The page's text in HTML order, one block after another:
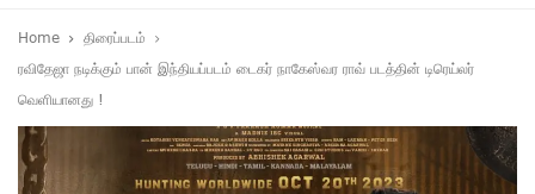
Home
திரைப்படம்
ரவிதேஜா நடிக்கும் பான் இந்தியப்படம் டைகர் நாகேஸ்வர ராவ் படத்தின் டிரெய்லர்
வெளியானது !